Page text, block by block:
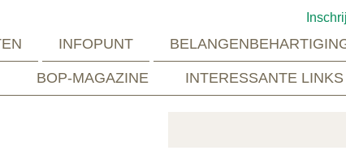
INFOPUNT
BOP-MAGAZINE INTERESSANTE LINKS